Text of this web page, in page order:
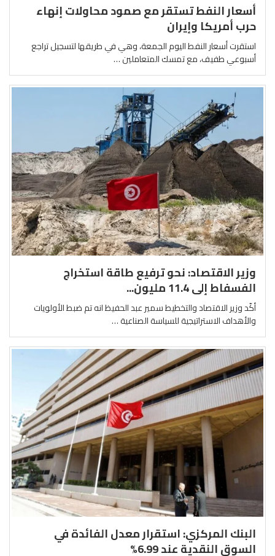
أسعار النفط تستقر مع صمود محاولات إنهاء
حرب أمريكا وإيران
استقرت أسعار النفط اليوم الجمعة، وهي في طريقها لتسجيل تراجع
أسبوعي طفيف، مع تمسك المتعاملين …
وزير الاقتصاد: نحو ترفيع طاقة استخراج
الفسفاط إلى 11.4 مليون...
أكّد وزير الاقتصاد والتخطيط سمير عبد الحفيظ انه تم ضبط الأولويات
والأهداف الاستراتيجية للسياسة الصناعية …
البنك المركزي: استقرار معدل الفائدة في
السوق النقدية عند 6.99%